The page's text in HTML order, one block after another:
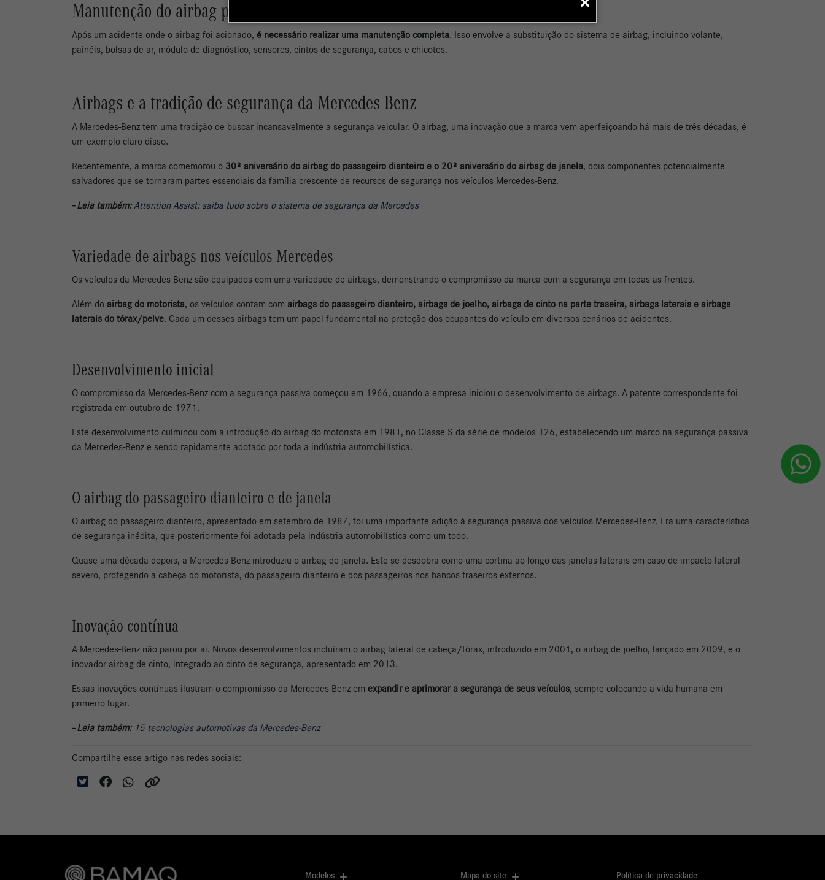
Manutenção do airbag pós-acidente
Após um acidente onde o airbag foi acionado, é necessário realizar uma manutenção completa. Isso envolve a substituição do sistema de airbag, incluindo volante,
painéis, bolsas de ar, módulo de diagnóstico, sensores, cintos de segurança, cabos e chicotes.
Airbags e a tradição de segurança da Mercedes-Benz
A Mercedes-Benz tem uma tradição de buscar incansavelmente a segurança veicular. O airbag, uma inovação que a marca vem aperfeiçoando há mais de três décadas, é
um exemplo claro disso.
Recentemente, a marca comemorou o 30º aniversário do airbag do passageiro dianteiro e o 20º aniversário do airbag de janela, dois componentes potencialmente
salvadores que se tornaram partes essenciais da família crescente de recursos de segurança nos veículos Mercedes-Benz.
- Leia também: Attention Assist: saiba tudo sobre o sistema de segurança da Mercedes
Variedade de airbags nos veículos Mercedes
Os veículos da Mercedes-Benz são equipados com uma variedade de airbags, demonstrando o compromisso da marca com a segurança em todas as frentes.
Além do airbag do motorista, os veículos contam com airbags do passageiro dianteiro, airbags de joelho, airbags de cinto na parte traseira, airbags laterais e airbags
laterais do tórax/pelve. Cada um desses airbags tem um papel fundamental na proteção dos ocupantes do veículo em diversos cenários de acidentes.
Desenvolvimento inicial
O compromisso da Mercedes-Benz com a segurança passiva começou em 1966, quando a empresa iniciou o desenvolvimento de airbags. A patente correspondente foi
registrada em outubro de 1971.
Este desenvolvimento culminou com a introdução do airbag do motorista em 1981, no Classe S da série de modelos 126, estabelecendo um marco na segurança passiva
da Mercedes-Benz e sendo rapidamente adotado por toda a indústria automobilística.
O airbag do passageiro dianteiro e de janela
O airbag do passageiro dianteiro, apresentado em setembro de 1987, foi uma importante adição à segurança passiva dos veículos Mercedes-Benz. Era uma característica
de segurança inédita, que posteriormente foi adotada pela indústria automobilística como um todo.
Quase uma década depois, a Mercedes-Benz introduziu o airbag de janela. Este se desdobra como uma cortina ao longo das janelas laterais em caso de impacto lateral
severo, protegendo a cabeça do motorista, do passageiro dianteiro e dos passageiros nos bancos traseiros externos.
Inovação contínua
A Mercedes-Benz não parou por aí. Novos desenvolvimentos incluíram o airbag lateral de cabeça/tórax, introduzido em 2001, o airbag de joelho, lançado em 2009, e o
inovador airbag de cinto, integrado ao cinto de segurança, apresentado em 2013.
Essas inovações contínuas ilustram o compromisso da Mercedes-Benz em expandir e aprimorar a segurança de seus veículos, sempre colocando a vida humana em
primeiro lugar.
- Leia também: 15 tecnologias automotivas da Mercedes-Benz
Compartilhe esse artigo nas redes sociais:
Modelos Mapa do site Política de privacidade